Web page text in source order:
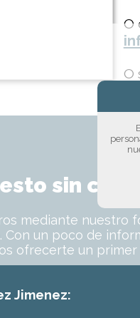
O
O
sin
mediante nuestro
un poco de
ofrecerte un
Jimenez: